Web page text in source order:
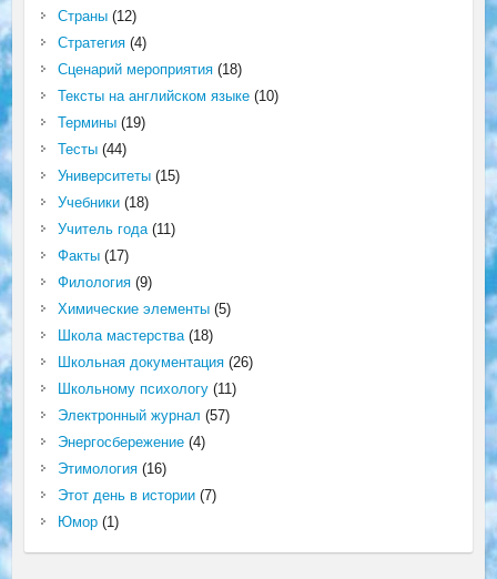
Страны(12)
Стратегия(4)
Сценарий мероприятия(18)
Тексты на английском языке(10)
Термины(19)
Тесты(44)
Университеты(15)
Учебники(18)
Учитель года(11)
Факты(17)
Филология(9)
Химические элементы(5)
Школа мастерства(18)
Школьная документация(26)
Школьному психологу(11)
Электронный журнал (57)
Энергосбережение(4)
Этимология(16)
Этот день в истории(7)
Юмор(1)